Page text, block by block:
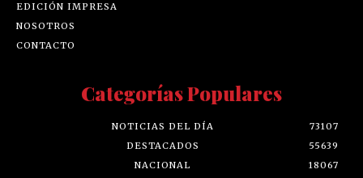
EDICIÓN IMPRESA
NOSOTROS
CONTACTO
Categorías Populares
NOTICIAS DEL DÍA
73107
DESTACADOS
55639
NACIONAL
18067